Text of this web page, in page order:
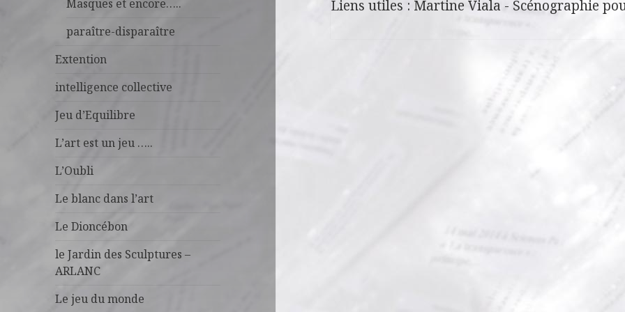
Masques et encore…..
paraître-disparaître
Extention
intelligence collective
Jeu d’Equilibre
L’art est un jeu …..
L’Oubli
Le blanc dans l’art
Le Dioncébon
le Jardin des Sculptures –
ARLANC
Le jeu du monde
Liens utiles : Martine Viala - Scénographie